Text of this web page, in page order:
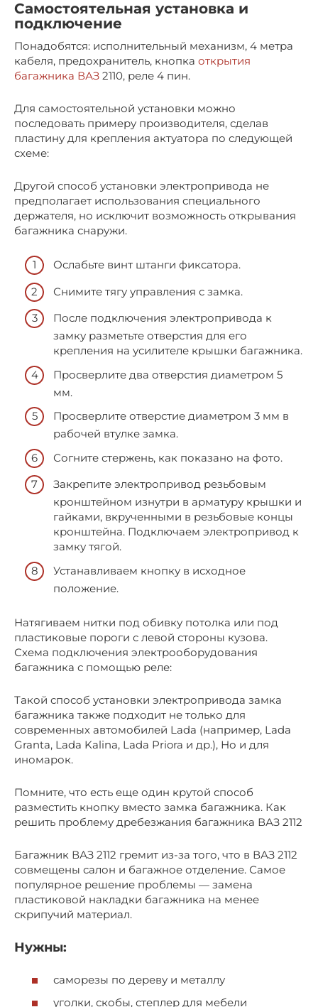
Самостоятельная установка и
подключение
Понадобятся: исполнительный механизм, 4 метра
кабеля, предохранитель, кнопка открытия
багажника ВАЗ 2110, реле 4 пин.
Для самостоятельной установки можно
последовать примеру производителя, сделав
пластину для крепления актуатора по следующей
схеме:
Другой способ установки электропривода не
предполагает использования специального
держателя, но исключит возможность открывания
багажника снаружи.
Ослабьте винт штанги фиксатора.
Снимите тягу управления с замка.
После подключения электропривода к
замку разметьте отверстия для его
крепления на усилителе крышки багажника.
Просверлите два отверстия диаметром 5
мм.
Просверлите отверстие диаметром 3 мм в
рабочей втулке замка.
Согните стержень, как показано на фото.
Закрепите электропривод резьбовым
кронштейном изнутри в арматуру крышки и
гайками, вкрученными в резьбовые концы
кронштейна. Подключаем электропривод к
замку тягой.
Устанавливаем кнопку в исходное
положение.
Натягиваем нитки под обивку потолка или под
пластиковые пороги с левой стороны кузова.
Схема подключения электрооборудования
багажника с помощью реле:
Такой способ установки электропривода замка
багажника также подходит не только для
современных автомобилей Lada (например, Lada
Granta, Lada Kalina, Lada Priora и др.), Но и для
иномарок.
Помните, что есть еще один крутой способ
разместить кнопку вместо замка багажника. Как
решить проблему дребезжания багажника ВАЗ 2112
Багажник ВАЗ 2112 гремит из-за того, что в ВАЗ 2112
совмещены салон и багажное отделение. Самое
популярное решение проблемы — замена
пластиковой накладки багажника на менее
скрипучий материал.
Нужны:
саморезы по дереву и металлу
уголки, скобы, степлер для мебели